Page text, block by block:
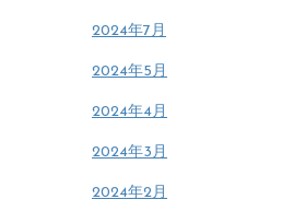
2024年7月
2024年5月
2024年4月
2024年3月
2024年2月